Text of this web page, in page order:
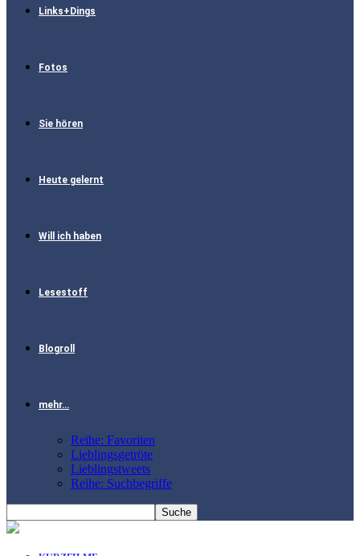
Links+Dings
Fotos
Sie hören
Heute gelernt
Will ich haben
Lesestoff
Blogroll
mehr…
Reihe: Favoriten
Lieblingsgetröte
Lieblingstweets
Reihe: Suchbegriffe